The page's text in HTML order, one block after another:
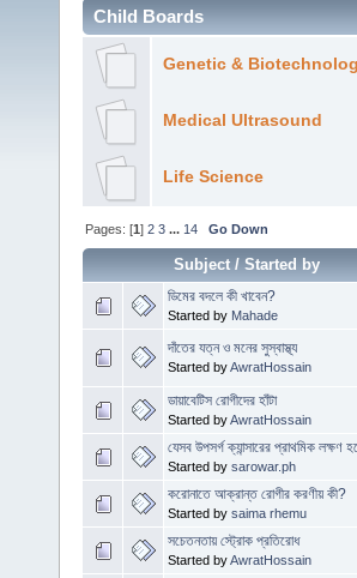
Child Boards
Genetic &
Medical Ultrasound
Life Science
Pages: [1]2 3 ... 14 Go Down
Subject/Started by
ডিমের বদলে কী খাবেন?
Started by Mahade
দাঁতের যত্ন ও মনের সুস্বাস্থ্য
Started byAwratHossain
ডায়াবেটিস রোগীদের হাঁটা
Started byAwratHossain
যেসব উপসর্গ ক্যান্সারের প্রাথমিক লক্ষণ
Started by sarowar.ph
করোনাতে আক্রান্ত রোগীর করণীয় কী?
Started by saima rhemu
সচেতনতায় স্ট্রোক প্রতিরোধ
Started byAwratHossain